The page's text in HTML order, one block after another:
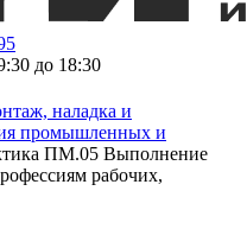
до 18:30
наладка и
промышленных и
ПМ.05 Выполнение
рабочих,